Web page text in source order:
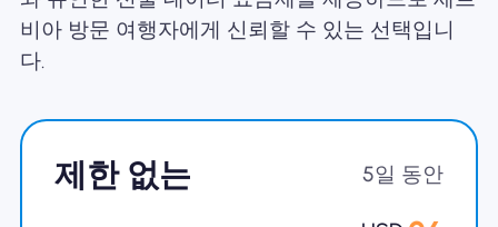
eSIM 정보
비아 방문 여행자에게 신뢰할 수 있는 선택입니
다.
제한 없는 5일 동안